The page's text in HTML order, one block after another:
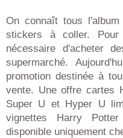
On connaît tous
stickers à coller.
nécessaire d'acheter
supermarché.
promotion destinée à
vente. Une offre cartes
Super U et Hyper U
vignettes Harry
disponible uniquement